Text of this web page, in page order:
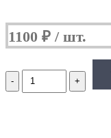
1100 ₽
Количество
CE538-